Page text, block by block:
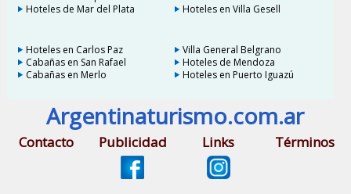
Hoteles de Mar del Plata
Hoteles en Villa Gesell
Hoteles en Carlos Paz
Villa General Belgrano
Cabañas en San Rafael
Hoteles de Mendoza
Cabañas en Merlo
Hoteles en Puerto Iguazú
Argentinaturismo.com.ar
Contacto Publicidad Links Términos